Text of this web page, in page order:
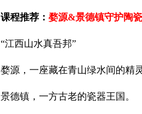
课程推荐： 婺源&景德镇守护陶
“江西山水真吾邦”
婺源，一座藏在青山绿水间的精
景德镇，一方古老的瓷器王国。